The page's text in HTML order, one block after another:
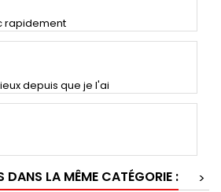
rapidement
depuis que je l'ai
DANS LA MÊME CATÉGORIE :
>